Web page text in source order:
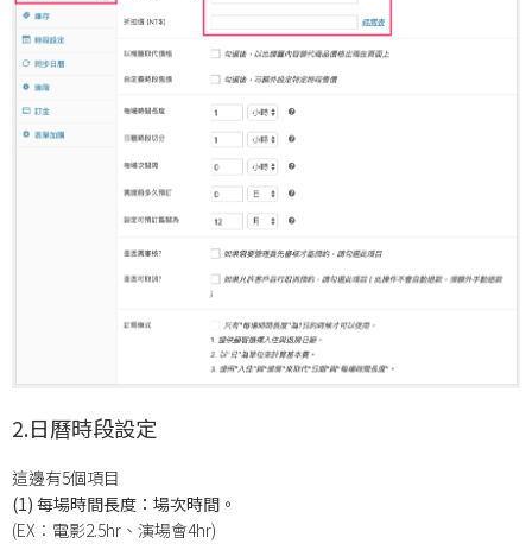
2.日曆時段設定
這邊有5個項目
(1) 每場時間長度：場次時間。
(EX：電影2.5hr、演場會4hr)